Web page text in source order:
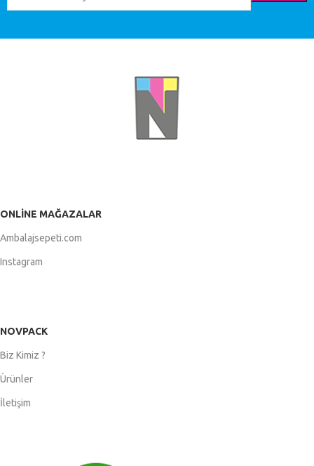
ONLINE MAĞAZALAR
Ambalajsepeti.com
Instagram
NOVPACK
Biz Kimiz ?
Ürünler
İletişim